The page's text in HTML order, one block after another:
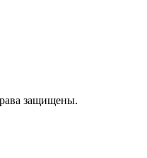
защищены.